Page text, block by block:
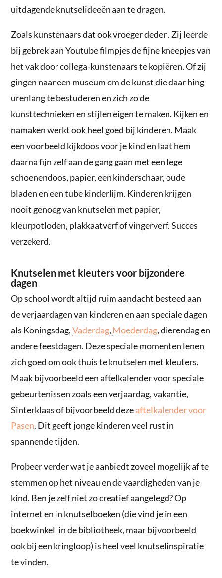
uitdagende knutselideeën aan te dragen.
Zoals kunstenaars dat ook vroeger deden. Zij leerde
bij gebrek aan Youtube filmpjes de fijne kneepjes van
het vak door collega-kunstenaars te kopiëren. Of zij
gingen naar een museum om de kunst die daar hing
urenlang te bestuderen en zich zo de
kunsttechnieken en stijlen eigen te maken. Kijken en
namaken werkt ook heel goed bij kinderen. Maak
een voorbeeld kijkdoos voor je kind en laat hem
daarna fijn zelf aan de gang gaan met een lege
schoenendoos, papier, een kinderschaar, oude
bladen en een tube kinderlijm. Kinderen krijgen
nooit genoeg van knutselen met papier,
kleurpotloden, plakkaatverf of vingerverf. Succes
verzekerd.
Knutselen met kleuters voor bijzondere
dagen
Op school wordt altijd ruim aandacht besteed aan
de verjaardagen van kinderen en aan speciale dagen
als Koningsdag,Vaderdag, Moederdag, dierendag en
andere feestdagen. Deze speciale momenten lenen
zich goed om ook thuis te knutselen met kleuters.
Maak bijvoorbeeld een aftelkalender voor speciale
gebeurtenissen zoals een verjaardag, vakantie,
Sinterklaas of bijvoorbeeld dezeaftelkalender voor
Pasen. Dit geeft jonge kinderen veel rust in
spannende tijden.
Probeer verder wat je aanbiedt zoveel mogelijk af te
stemmen op het niveau en de vaardigheden van je
kind. Ben je zelf niet zo creatief aangelegd? Op
internet en in knutselboeken (die vind je in een
boekwinkel, in de bibliotheek, maar bijvoorbeeld
ook bij een kringloop) is heel veel knutselinspiratie
te vinden.